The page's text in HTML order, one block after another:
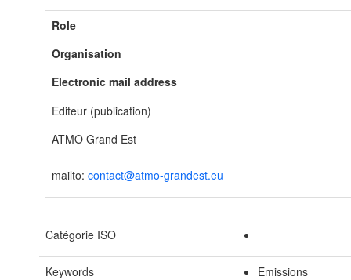
Role
Organisation
Electronic mail address
Editeur (publication)
ATMO Grand Est
mailto: contact@atmo-grandest.eu
Catégorie ISO
Keywords
Emissions